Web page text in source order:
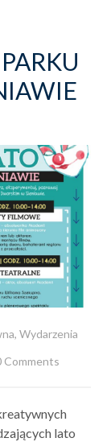
, Wydarzenia
Comments
lato